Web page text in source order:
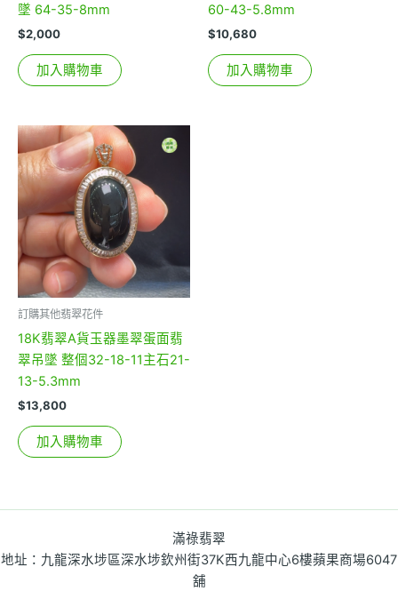
墜 64-35-8mm
$2,000
加入購物車
60-43-5.8mm
$10,680
加入購物車
訂購其他翡翠花件
18K翡翠A貨玉器墨翠蛋面翡
翠吊墜 整個32-18-11主石21-
13-5.3mm
$13,800
加入購物車
滿祿翡翠
地址：九龍深水埗區深水埗欽州街37K西九龍中心6樓蘋果商場6047
舖